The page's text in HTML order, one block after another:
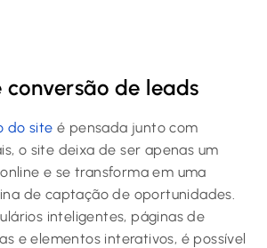
de leads
do site é pensada junto com
o site deixa de ser apenas um
e se transforma em uma
de captação de oportunidades.
inteligentes, páginas de
e elementos interativos, é possível